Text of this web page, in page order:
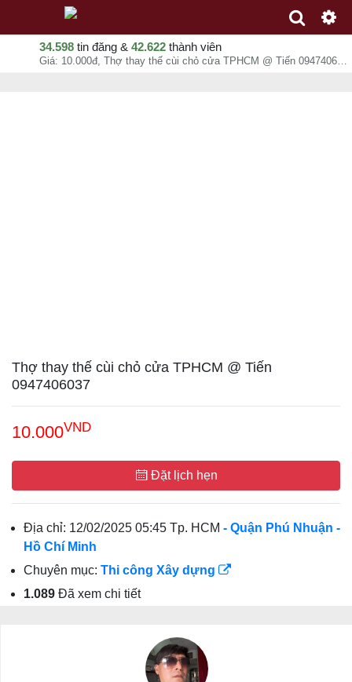
34.598 tin đăng & 42.622 thành viên
Giá: 10.000đ, Thợ thay thế cùi chỏ cửa TPHCM @ Tiến 0947406037, Dân Tiến, chuyên mục Thi công Xây dựng tại Quận Phú Nhuận - Hồ Chí Minh - 08-08-2026 09:21:20
Thợ thay thế cùi chỏ cửa TPHCM @ Tiến
0947406037
10.000VND
Đặt lịch hẹn
Địa chỉ: 12/02/2025 05:45 Tp. HCM - Quận Phú Nhuận -
Hồ Chí Minh
Chuyên mục: Thi công Xây dựng
1.089 Đã xem chi tiết